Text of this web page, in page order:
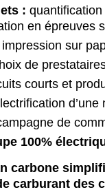
:
en épreuves
impression sur
de
courts et
de
100%
carbone
carburant des